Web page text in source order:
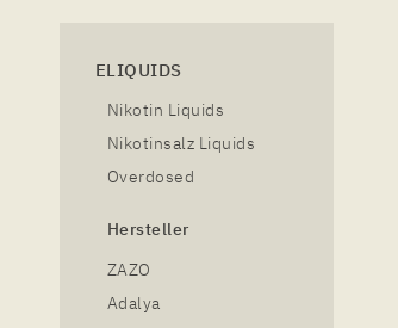
ELIQUIDS
Nikotin Liquids
Nikotinsalz Liquids
Overdosed
Hersteller
ZAZO
Adalya